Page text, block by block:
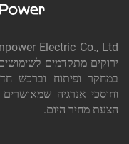
ירוקים מתקדמים
במחקר ופיתוח וברכש
וחוסכי אנרגיה
הצעת מחיר היום.